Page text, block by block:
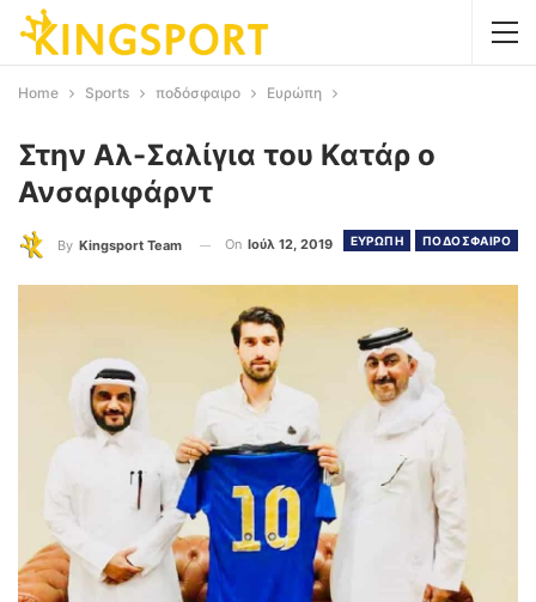
Home Sports ποδόσφαιρο Ευρώπη
Στην Αλ-Σαλίγια του Κατάρ ο
Ανσαριφάρντ
ΕΥΡΩΠΗ ΠΟΔΟΣΦΑΙΡΟ
By Kingsport Team On Ιούλ 12, 2019